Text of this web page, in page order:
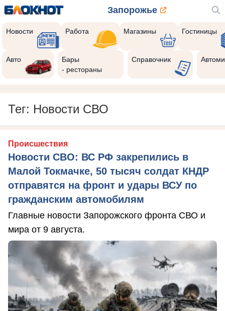
Запорожье
Новости Работа Магазины Гостиницы
Авто
Бары
- рестораны
Справочник
Тег: Новости СВО
Происшествия
Новости СВО: ВС РФ закрепились в
Малой Токмачке, 50 тысяч солдат КНДР
отправятся на фронт и удары ВСУ по
гражданским автомобилям
Главные новости Запорожского фронта СВО и
мира от 9 августа.